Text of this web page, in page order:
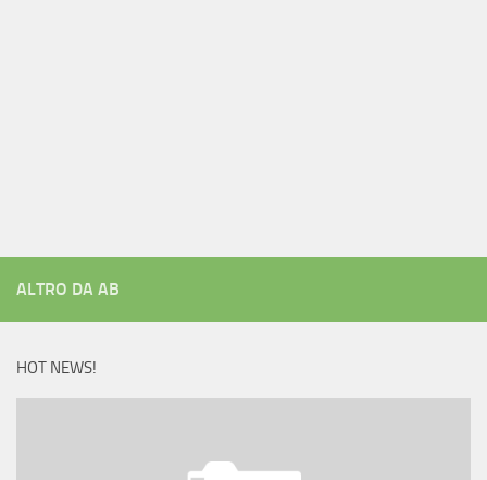
ALTRO DA AB
HOT NEWS!